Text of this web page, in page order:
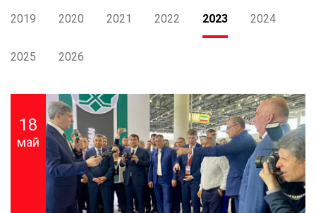
2019 2020 2021 2022 2023 2024
2025 2026
18
май